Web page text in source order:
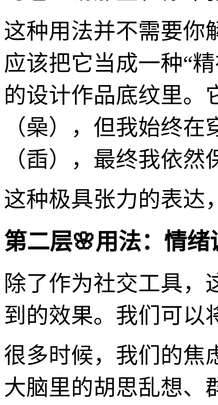
这种用法并不需要你
应该把它当成一种“
的设计作品底纹里。
（喿），但我始终
（臿），最终我依
这种极具张力的表达
第二层🌸用法：情
除了作为社交工具，
到的效果。我们可以
很多时候，我们的焦
大脑里的胡思乱想、